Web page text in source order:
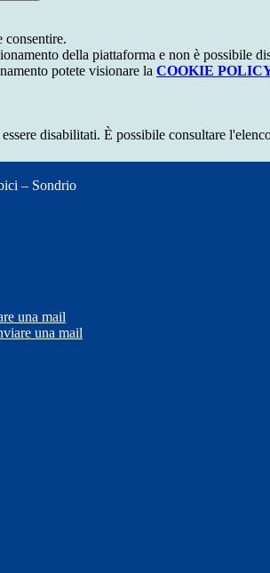
consentire.
della piattaforma e non è possibile
potete visionare la COOKIE
disabilitati. È possibile consultare
– Sondrio
una mail
una mail